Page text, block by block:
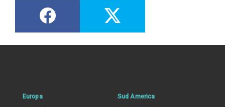
Europa Sud America